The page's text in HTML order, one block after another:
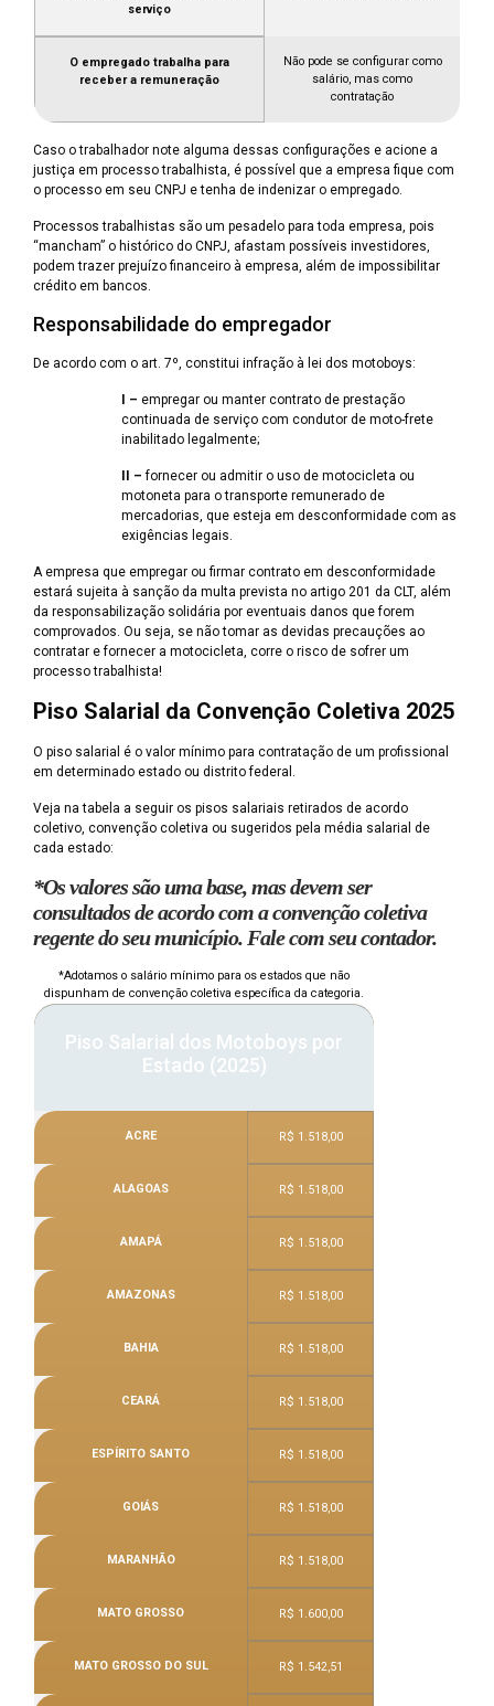
serviço
O empregado trabalha para
receber a remuneração
Não pode se configurar como
salário, mas como
contratação
Caso o trabalhador note alguma dessas configurações e acione a
justiça em processo trabalhista, é possível que a empresa fique com
o processo em seu CNPJ e tenha de indenizar o empregado.
Processos trabalhistas são um pesadelo para toda empresa, pois
“mancham” o histórico do CNPJ, afastam possíveis investidores,
podem trazer prejuízo financeiro à empresa, além de impossibilitar
crédito em bancos.
Responsabilidade do empregador
De acordo com o art. 7º, constitui infração à lei dos motoboys:
I – empregar ou manter contrato de prestação
continuada de serviço com condutor de moto-frete
inabilitado legalmente;
II – fornecer ou admitir o uso de motocicleta ou
motoneta para o transporte remunerado de
mercadorias, que esteja em desconformidade com as
exigências legais.
A empresa que empregar ou firmar contrato em desconformidade
estará sujeita à sanção da multa prevista no artigo 201 da CLT, além
da responsabilização solidária por eventuais danos que forem
comprovados. Ou seja, se não tomar as devidas precauções ao
contratar e fornecer a motocicleta, corre o risco de sofrer um
processo trabalhista!
Piso Salarial da Convenção Coletiva 2025
O piso salarial é o valor mínimo para contratação de um profissional
em determinado estado ou distrito federal.
Veja na tabela a seguir os pisos salariais retirados de acordo
coletivo, convenção coletiva ou sugeridos pela média salarial de
cada estado:
*Os valores são uma base, mas devem ser
consultados de acordo com a convenção coletiva
regente do seu município. Fale com seu contador.
*Adotamos o salário mínimo para os estados que não
dispunham de convenção coletiva específica da categoria.
Piso Salarial dos Motoboys por
Estado (2025)
ACRE R$ 1.518,00
ALAGOAS R$ 1.518,00
AMAPÁ R$ 1.518,00
AMAZONAS R$ 1.518,00
BAHIA R$ 1.518,00
CEARÁ R$ 1.518,00
ESPÍRITO SANTO R$ 1.518,00
GOIÁS R$ 1.518,00
MARANHÃO R$ 1.518,00
MATO GROSSO R$ 1.600,00
MATO GROSSO DO SUL R$ 1.542,51